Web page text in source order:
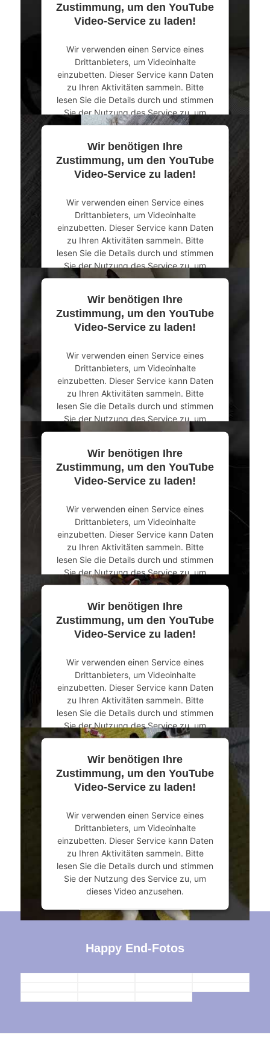
powered byUsercentrics Consent
Management Platform&eRecht24
Zustimmung, um den YouTube
Video-Service zu laden!
Wir verwenden einen Service eines
Drittanbieters, um Videoinhalte
einzubetten. Dieser Service kann Daten
zu Ihren Aktivitäten sammeln. Bitte
lesen Sie die Details durch und stimmen
Sie der Nutzung des Service zu, um
dieses Video anzusehen.
Mehr Informationen
powered byUsercentrics Consent
Management Platform&eRecht24
Wir benötigen Ihre
Zustimmung, um den YouTube
Video-Service zu laden!
Wir verwenden einen Service eines
Drittanbieters, um Videoinhalte
einzubetten. Dieser Service kann Daten
zu Ihren Aktivitäten sammeln. Bitte
lesen Sie die Details durch und stimmen
Sie der Nutzung des Service zu, um
dieses Video anzusehen.
Mehr Informationen
powered byUsercentrics Consent
Management Platform&eRecht24
Wir benötigen Ihre
Zustimmung, um den YouTube
Video-Service zu laden!
Wir verwenden einen Service eines
Drittanbieters, um Videoinhalte
einzubetten. Dieser Service kann Daten
zu Ihren Aktivitäten sammeln. Bitte
lesen Sie die Details durch und stimmen
Sie der Nutzung des Service zu, um
dieses Video anzusehen.
Mehr Informationen
powered byUsercentrics Consent
Management Platform&eRecht24
Wir benötigen Ihre
Zustimmung, um den YouTube
Video-Service zu laden!
Wir verwenden einen Service eines
Drittanbieters, um Videoinhalte
einzubetten. Dieser Service kann Daten
zu Ihren Aktivitäten sammeln. Bitte
lesen Sie die Details durch und stimmen
Sie der Nutzung des Service zu, um
dieses Video anzusehen.
Mehr Informationen
powered byUsercentrics Consent
Management Platform&eRecht24
Wir benötigen Ihre
Zustimmung, um den YouTube
Video-Service zu laden!
Wir verwenden einen Service eines
Drittanbieters, um Videoinhalte
einzubetten. Dieser Service kann Daten
zu Ihren Aktivitäten sammeln. Bitte
lesen Sie die Details durch und stimmen
Sie der Nutzung des Service zu, um
dieses Video anzusehen.
Mehr Informationen
powered byUsercentrics Consent
Management Platform&eRecht24
Wir benötigen Ihre
Zustimmung, um den YouTube
Video-Service zu laden!
Wir verwenden einen Service eines
Drittanbieters, um Videoinhalte
einzubetten. Dieser Service kann Daten
zu Ihren Aktivitäten sammeln. Bitte
lesen Sie die Details durch und stimmen
Sie der Nutzung des Service zu, um
dieses Video anzusehen.
Mehr Informationen
Akzeptieren
powered byUsercentrics Consent
Happy End-Fotos